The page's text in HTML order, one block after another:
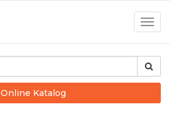
Online Katalog